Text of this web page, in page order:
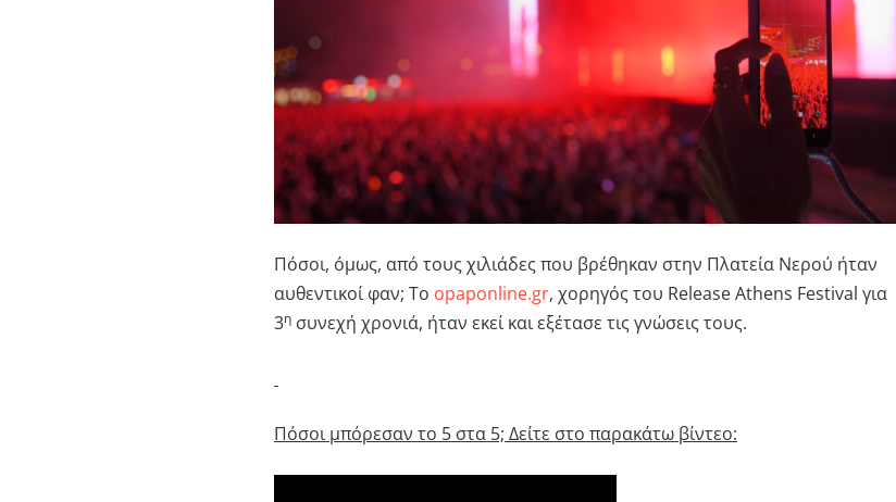
Πόσοι, όμως, από τους χιλιάδες που βρέθηκαν στην Πλατεία Νερού ήταν
αυθεντικοί φαν; Το opaponline.gr, χορηγός του ReleaseAthens Festival για
3η συνεχή χρονιά, ήταν εκεί και εξέτασε τις γνώσεις τους.
Πόσοι μπόρεσαν το 5 στα 5; Δείτε στο παρακάτω βίντεο: